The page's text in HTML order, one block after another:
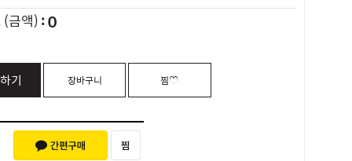
(금액) 0
기 장바구니 찜♡